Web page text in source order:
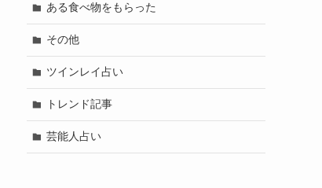
ある食べ物をもらった
その他
ツインレイ占い
トレンド記事
芸能人占い